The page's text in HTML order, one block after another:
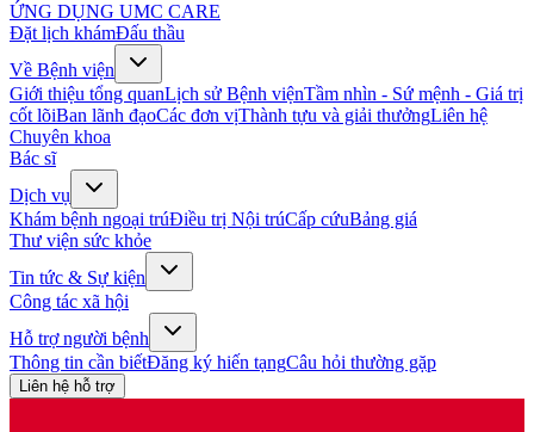
ỨNG DỤNG UMC CARE
Đặt lịch khámĐấu thầu
Về Bệnh viện
Giới thiệu tổng quanLịch sử Bệnh việnTầm nhìn - Sứ mệnh - Giá trị
cốt lõiBan lãnh đạoCác đơn vịThành tựu và giải thưởngLiên hệ
Chuyên khoa
Bác sĩ
Dịch vụ
Khám bệnh ngoại trúĐiều trị Nội trúCấp cứuBảng giá
Thư viện sức khỏe
Tin tức & Sự kiện
Công tác xã hội
Hỗ trợ người bệnh
Thông tin cần biếtĐăng ký hiến tạngCâu hỏi thường gặp
Liên hệ hỗ trợ